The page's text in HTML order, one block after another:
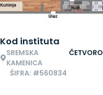
Kod instituta
SREMSKA
KAMENICA
ŠIFRA: #560834